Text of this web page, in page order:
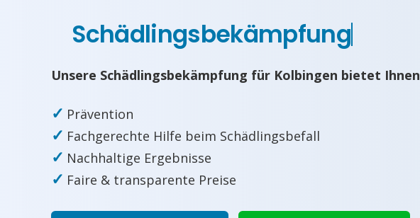
Schädlingsbekämpfung
Unsere Schädlingsbekämpfung für Kolbingen bietet Ihnen
✓ Prävention
✓ Fachgerechte Hilfe beim Schädlingsbefall
✓ Nachhaltige Ergebnisse
✓ Faire & transparente Preise